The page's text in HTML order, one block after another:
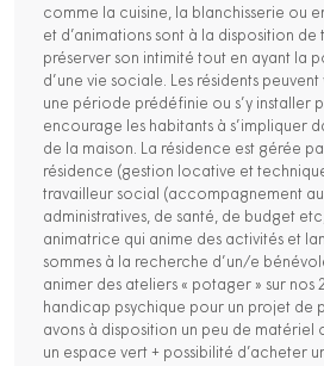
comme la cuisine, la blanchisserie ou
et d’animations sont à la disposition
préserver son intimité tout en ayant la
d’une vie sociale. Les résidents
une période prédéfinie ou s’y installer
encourage les habitants à s’impliquer
de la maison. La résidence est gérée
résidence (gestion locative et
travailleur social (accompagnement
administratives, de santé, de budget
animatrice qui anime des activités et
sommes à la recherche d’un/e
animer des ateliers « potager » sur nos
handicap psychique pour un projet de
avons à disposition un peu de matériel
un espace vert + possibilité d’acheter